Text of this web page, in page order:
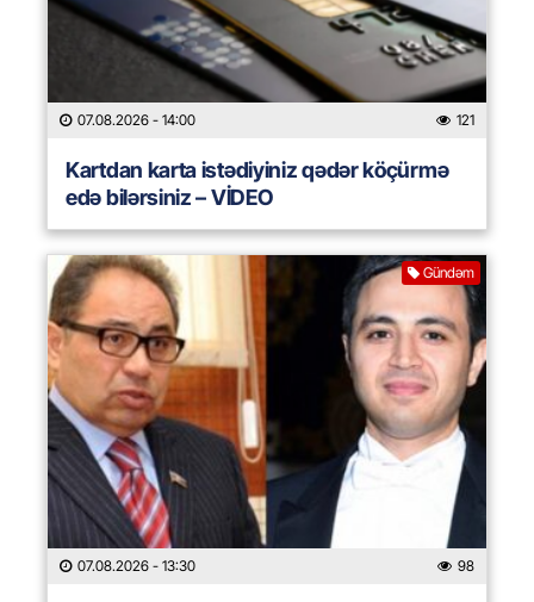
07.08.2026 - 14:00 121
Kartdan karta istədiyiniz qədər köçürmə
edə bilərsiniz – VİDEO
Gündəm
07.08.2026 - 13:30 98